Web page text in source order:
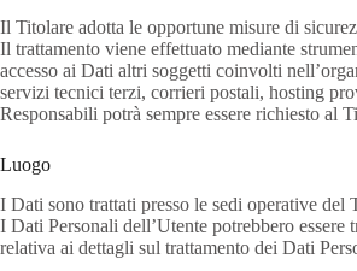
Il Titolare adotta le opportune misure di
Il trattamento viene effettuato mediante
accesso ai Dati altri soggetti coinvolti
servizi tecnici terzi, corrieri postali, hosting
Responsabili potrà sempre essere richiesto al
Luogo
I Dati sono trattati presso le sedi operative
I Dati Personali dell’Utente potrebbero
relativa ai dettagli sul trattamento dei Dati